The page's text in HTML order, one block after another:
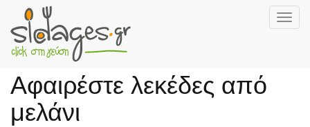
Skip
main
content
Αφαιρέστε λεκέδες από
μελάνι